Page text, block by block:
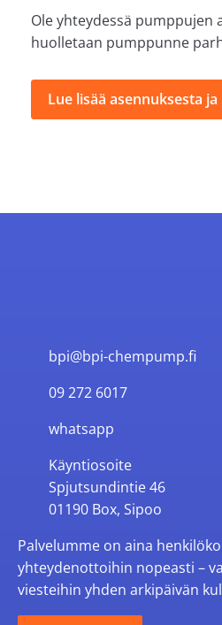
Ole yhteydessä pumppujen
huolletaan pumppunne
Lue lisää asennuksesta
bpi@bpi-chempump.fi
09 272 6017
whatsapp
Käyntiosoite
Spjutsundintie 46
01190 Box, Sipoo
Palvelumme on aina
yhteydenottoihin nopeasti –
viesteihin yhden arkipäivän